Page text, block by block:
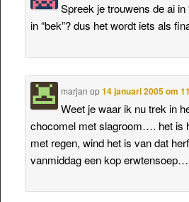
Spreek je trouwens de ai in
in “bek”? dus het wordt iets als
marjan op14 januari 2005 om
Weet je waar ik nu trek in
chocomel met slagroom…. het is
met regen, wind het is van dat
vanmiddag een kop